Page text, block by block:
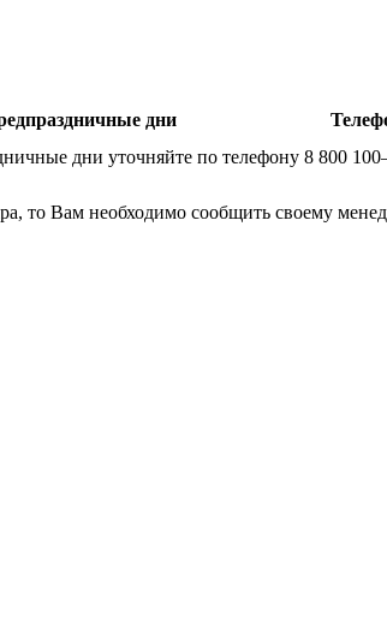
дни
дни уточняйте по телефону 8 800
то Вам необходимо сообщить своему